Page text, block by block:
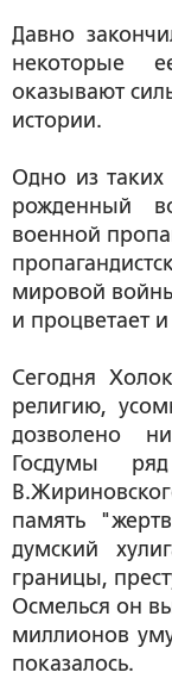
Давно
некоторые
оказывают
истории.
Одно из
рожденный
военной
мировой
и процветает
Сегодня
религию,
дозволено
Госдумы
память
думский
границы,
Осмелься он
миллионов
показалось.